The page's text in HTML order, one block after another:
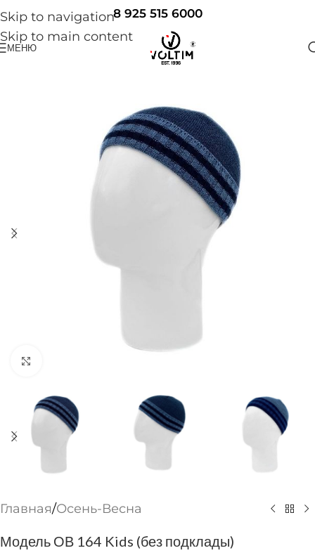
Skip to navigation
Skip to main content
8 925 515 6000
МЕНЮ
Главная/Осень-Весна
Модель ОВ 164 Kids (без подклады)